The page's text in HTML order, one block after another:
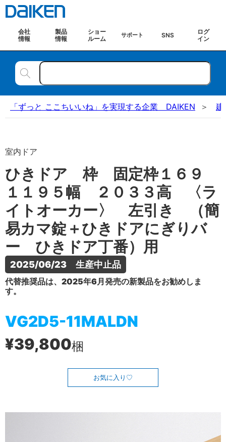
会社
情報
製品
情報
ショー
ルーム
サポート SNS
ログ
イン
「ずっと ここちいいね」を実現する企業 DAIKEN 建
室内ドア
ひきドア 枠 固定枠１６９
１１９５幅 ２０３３高 〈ラ
イトオーカー〉 左引き （簡
易カマ錠＋ひきドアにぎりバ
ー ひきドア丁番）用
2025/06/23　生産中止品
代替推奨品は、2025年6月発売の新製品をお勧めしま
す。
VG2D5-11MALDN
¥39,800梱
お気に入り